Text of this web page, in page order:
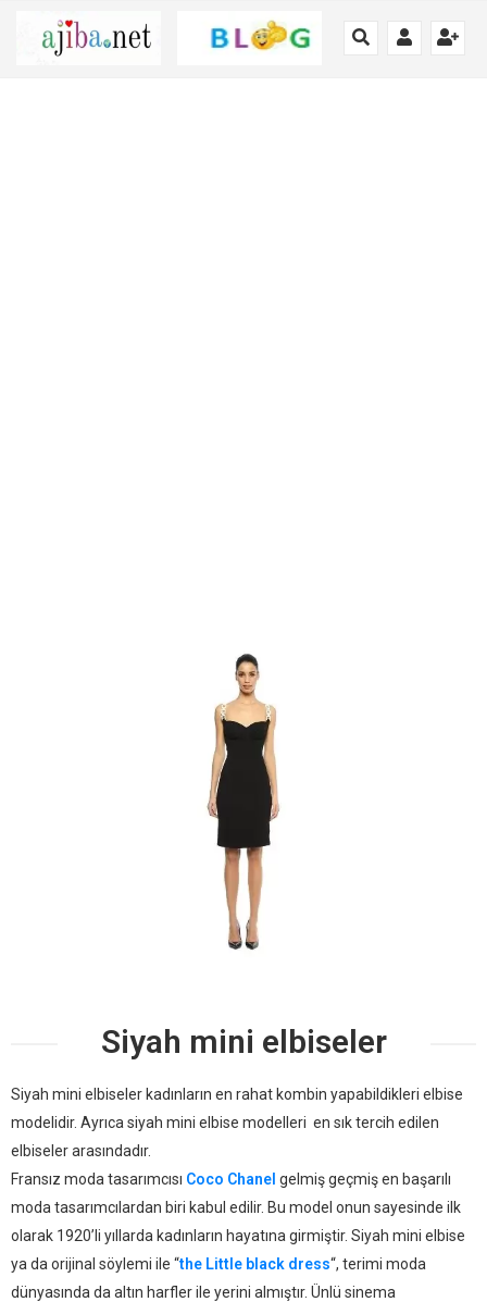
Siyah mini elbiseler
Siyah mini elbiseler kadınların en rahat kombin yapabildikleri elbise
modelidir. Ayrıca siyah mini elbise modelleri en sık tercih edilen
elbiseler arasındadır.
Fransız moda tasarımcısı Coco Chanel gelmiş geçmiş en başarılı
moda tasarımcılardan biri kabul edilir. Bu model onun sayesinde ilk
olarak 1920’li yıllarda kadınların hayatına girmiştir. Siyah mini elbise
ya da orijinal söylemi ile “the Little black dress“, terimi moda
dünyasında da altın harfler ile yerini almıştır. Ünlü sinema